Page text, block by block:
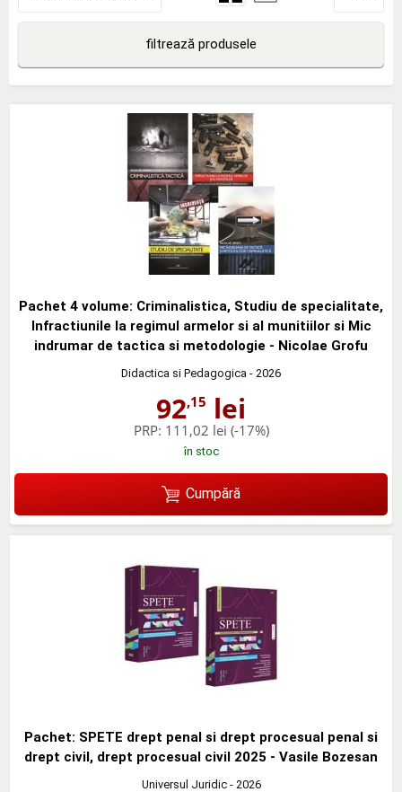
filtrează produsele
Pachet 4 volume: Criminalistica, Studiu de specialitate,
Infractiunile la regimul armelor si al munitiilor si Mic
indrumar de tactica si metodologie - Nicolae Grofu
Didactica si Pedagogica - 2026
92,15 lei
PRP: 111,02 lei (-17%)
în stoc
Cumpără
Pachet: SPETE drept penal si drept procesual penal si
drept civil, drept procesual civil 2025 - Vasile Bozesan
Universul Juridic- 2026